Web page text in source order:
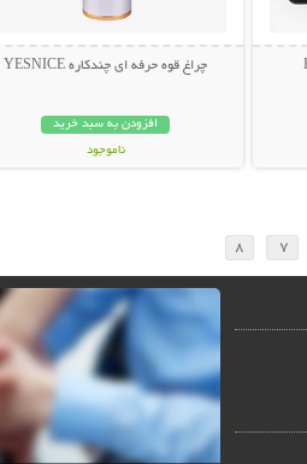
چراغ قوه حرفه ای چندکاره YESNICE
افزودن به سبد خرید
ناموجود
7
8